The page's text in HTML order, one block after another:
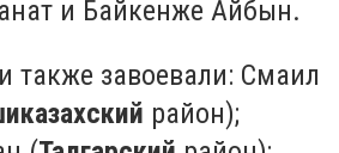
и Байкенже Айбын.
также завоевали: Смаил
район);